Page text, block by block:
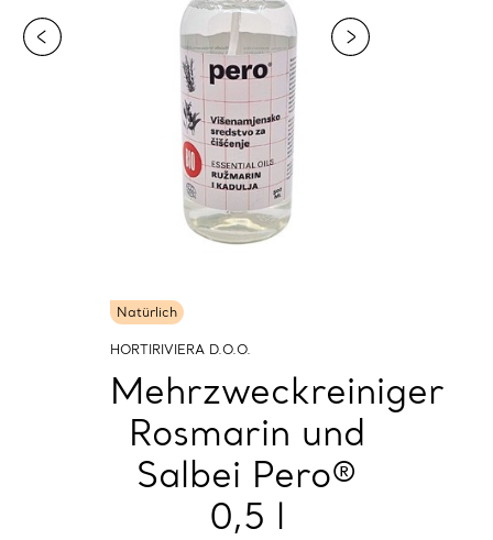
Natürlich
HORTIRIVIERA D.O.O.
Mehrzweckreiniger
Rosmarin und
Salbei Pero®
0,5 l